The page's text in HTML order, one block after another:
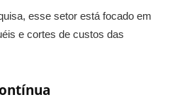
esse setor está focado em
e cortes de custos das